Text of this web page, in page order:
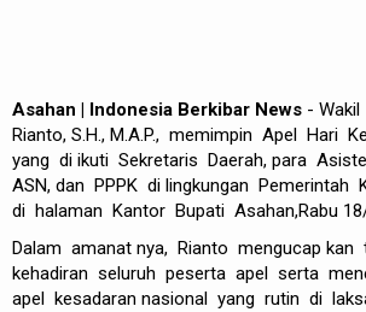
Asahan | Indonesia Berkibar News -
Rianto, S.H., M.A.P., memimpin Apel Hari
yang di ikuti Sekretaris Daerah, para
ASN, dan PPPK di lingkungan Pemerintah
di halaman Kantor Bupati Asahan,Rabu
‎Dalam amanat nya, Rianto mengucap
kehadiran seluruh peserta apel serta
apel kesadaran nasional yang rutin di